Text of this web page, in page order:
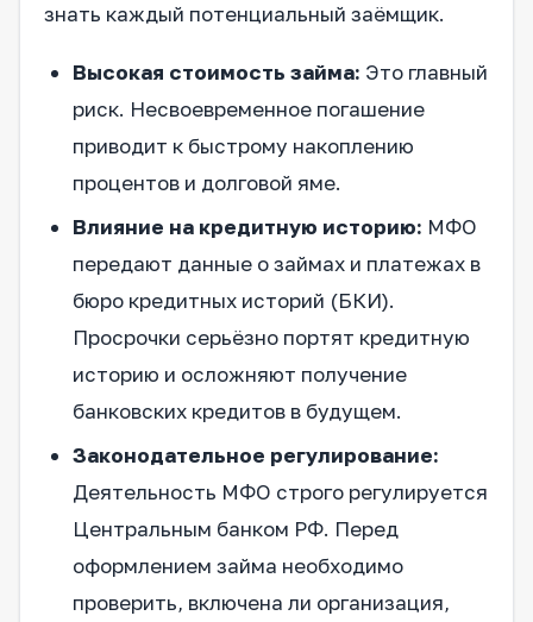
знать каждый потенциальный заёмщик.
Высокая стоимость займа: Это главный
риск. Несвоевременное погашение
приводит к быстрому накоплению
процентов и долговой яме.
Влияние на кредитную историю: МФО
передают данные о займах и платежах в
бюро кредитных историй (БКИ).
Просрочки серьёзно портят кредитную
историю и осложняют получение
банковских кредитов в будущем.
Законодательное регулирование:
Деятельность МФО строго регулируется
Центральным банком РФ. Перед
оформлением займа необходимо
проверить, включена ли организация,